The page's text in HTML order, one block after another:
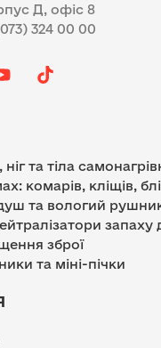
Д, офіс 8
324 00 00
та тіла
комарів, кліщів,
та вологий
запаху
зброї
та міні-пічки